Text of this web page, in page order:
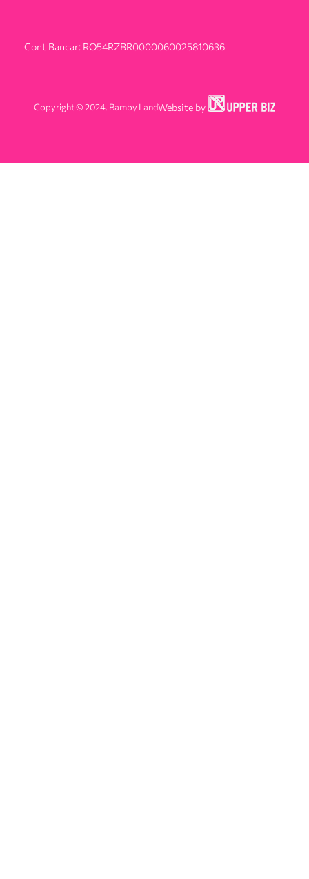
Cont Bancar: RO54RZBR0000060025810636
Copyright © 2024. Bamby LandWebsite by